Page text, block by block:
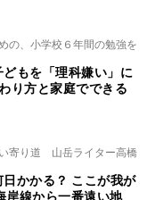
の、小学校６年間の勉強を
もを「理科嫌い」に
り方と家庭でできる
寄り道 山岳ライター高橋
かかる？ ここが我が
岸線から一番遠い地